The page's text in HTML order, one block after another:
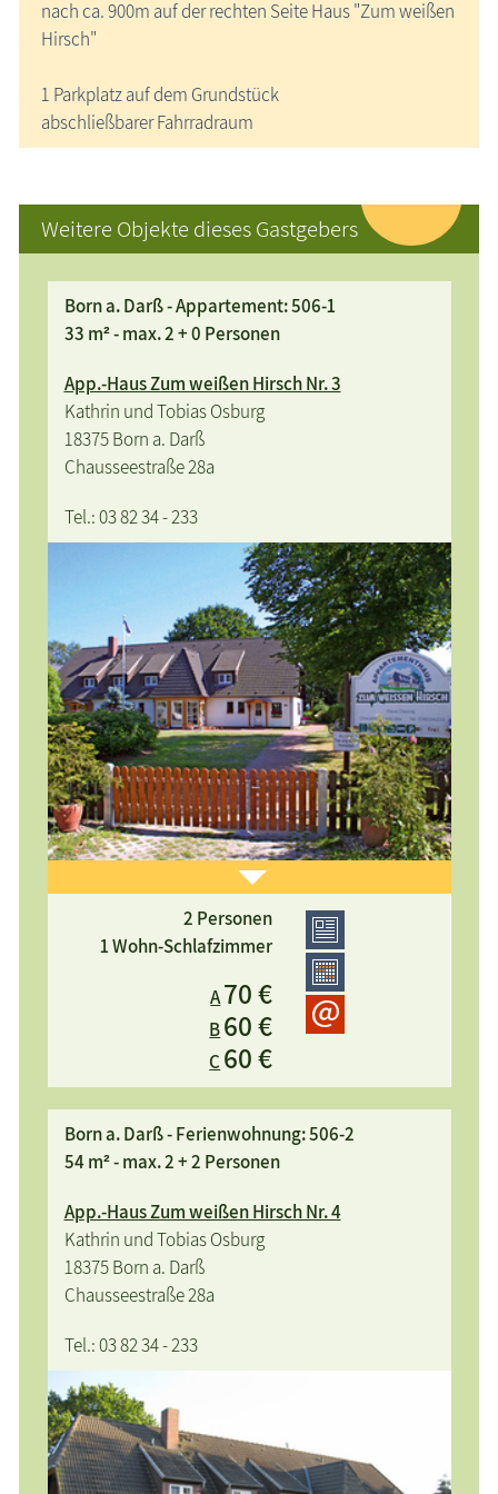
nach ca. 900m auf der rechten Seite Haus "Zum weißen
Hirsch"
1 Parkplatz auf dem Grundstück
abschließbarer Fahrradraum
Weitere Objekte dieses Gastgebers
Born a. Darß - Appartement: 506-1
33 m² - max. 2 + 0 Personen
App.-Haus Zum weißen Hirsch Nr. 3
Kathrin und Tobias Osburg
18375 Born a. Darß
Chausseestraße 28a
Tel.: 03 82 34 - 233
Appartement für 2 Personen im Erdgeschoss in sehr
ruhiger Lage mit großer Sonnenterrasse und
herrlichem Boddenblick, Nichtraucher, Grillplatz,
direkter Zugang zur Badebrücke 150m, W-LAN
2 Personen
1 Wohn-Schlafzimmer
A70 €
B60 €
C 60 €
Born a. Darß - Ferienwohnung: 506-2
54 m² - max. 2 + 2 Personen
App.-Haus Zum weißen Hirsch Nr. 4
Kathrin und Tobias Osburg
18375 Born a. Darß
Chausseestraße 28a
Tel.: 03 82 34 - 233